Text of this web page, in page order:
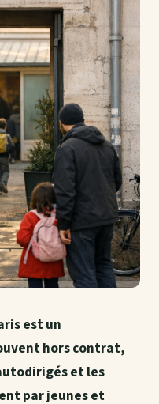
est un
hors contrat,
et les
par jeunes et